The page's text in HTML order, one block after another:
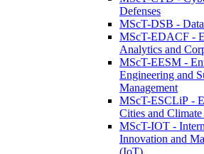
Defenses
MScT-DSB -
MScT-EDACF -
Analytics and
MScT-EESM -
Engineering and
Management
MScT-ESCLiP -
Cities and
MScT-IOT -
Innovation and
(IoT)